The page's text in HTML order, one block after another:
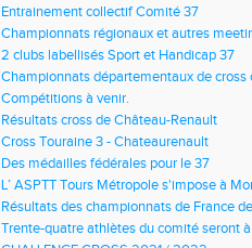
Entrainement collectif Comité 37
Championnats régionaux et autres
2 clubs labellisés Sport et Handicap 37
Championnats départementaux de cross
longs et meetings en salle
Compétitions à venir.
Résultats cross de Château-Renault
Cross Touraine 3 - Chateaurenault
Des médailles fédérales pour le 37
L’ ASPTT Tours Métropole s'impose à
Résultats des championnats de France
Trente-quatre athlètes du comité seront